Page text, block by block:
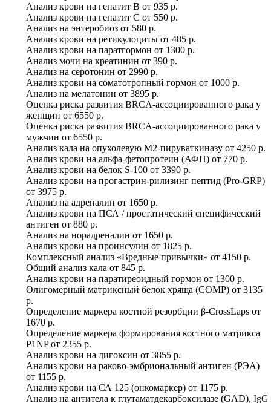
Анализ крови на гепатит B от 935 р.
Анализ крови на гепатит C от 550 р.
Анализ на энтеробиоз от 580 р.
Анализ крови на ретикулоциты от 485 р.
Анализ крови на паратгормон от 1300 р.
Анализ мочи на креатинин от 390 р.
Анализ на серотонин от 2990 р.
Анализ крови на соматотропный гормон от 1000 р.
Анализ на мелатонин от 3895 р.
Оценка риска развития BRCA-ассоциированного рака у
женщин от 6550 р.
Оценка риска развития BRCA-ассоциированного рака у
мужчин от 6550 р.
Анализ кала на опухолевую М2-пируваткиназу от 4250 р.
Анализ крови на альфа-фетопротеин (АФП) от 770 р.
Анализ крови на белок S-100 от 3390 р.
Анализ крови на прогастрин-рилизинг пептид (Pro-GRP)
от 3975 р.
Анализ на адреналин от 1650 р.
Анализ крови на ПСА / простатический специфический
антиген от 880 р.
Анализ на норадреналин от 1650 р.
Анализ крови на проинсулин от 1825 р.
Комплексный анализ «Вредные привычки» от 4150 р.
Общий анализ кала от 845 р.
Анализ крови на паратиреоидный гормон от 1300 р.
Олигомерный матриксный белок хряща (COMP) от 3135
р.
Определение маркера костной резорбции β-CrossLaps от
1670 р.
Определение маркера формирования костного матрикса
P1NPот 2355 р.
Анализ крови на дигоксин от 3855 р.
Анализ крови на раково-эмбриональный антиген (РЭА)
от 1155 р.
Анализ крови на СА 125 (онкомаркер) от 1175 р.
Анализ на антитела к глутаматдекарбоксилазе (GAD), IgG